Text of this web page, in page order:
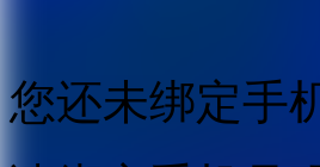
您还未绑定手